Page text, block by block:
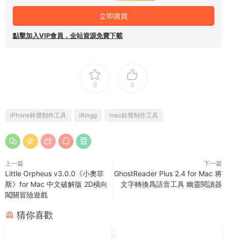
立即購買
點擊加入VIP會員，全站資源免費下載
0 0
iPhone鈴聲制作工具 iRingg mac鈴聲制作工具
上一篇
Little Orpheus v3.0.0《小奧菲
斯》for Mac 中文破解版 2D橫向
闖關冒險遊戲
下一篇
GhostReader Plus 2.4 for Mac 将
文字轉換爲語音工具 幽靈閱讀器
猜你喜歡